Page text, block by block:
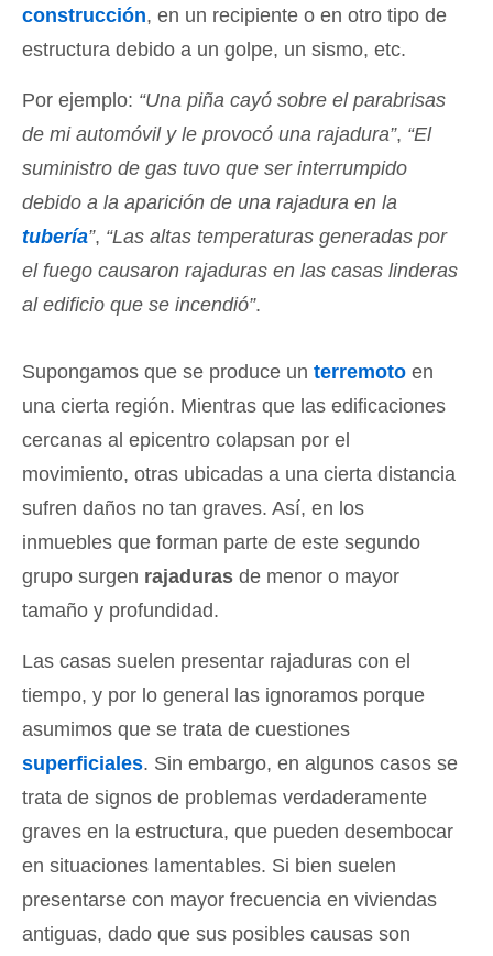
construcción, en un recipiente o en otro tipo de
estructura debido a un golpe, un sismo, etc.
Por ejemplo: “Una piña cayó sobre el parabrisas
de mi automóvil y le provocó una rajadura”, “El
suministro de gas tuvo que ser interrumpido
debido a la aparición de una rajadura en la
tubería”, “Las altas temperaturas generadas por
el fuego causaron rajaduras en las casas linderas
al edificio que se incendió”.
Supongamos que se produce un terremoto en
una cierta región. Mientras que las edificaciones
cercanas al epicentro colapsan por el
movimiento, otras ubicadas a una cierta distancia
sufren daños no tan graves. Así, en los
inmuebles que forman parte de este segundo
grupo surgen rajaduras de menor o mayor
tamaño y profundidad.
Las casas suelen presentar rajaduras con el
tiempo, y por lo general las ignoramos porque
asumimos que se trata de cuestiones
superficiales. Sin embargo, en algunos casos se
trata de signos de problemas verdaderamente
graves en la estructura, que pueden desembocar
en situaciones lamentables. Si bien suelen
presentarse con mayor frecuencia en viviendas
antiguas, dado que sus posibles causas son